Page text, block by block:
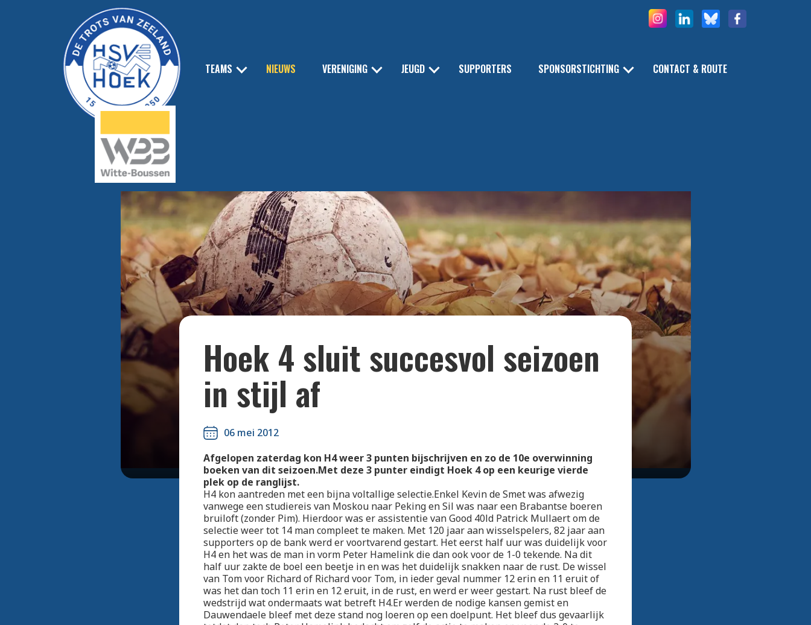
TEAMS NIEUWS VERENIGING JEUGD SUPPORTERS SPONSORSTICHTING CONTACT & ROUTE
Bekijk alle foto's
Hoek 4 sluit succesvol seizoen
in stijl af
06 mei 2012
Afgelopen zaterdag kon H4 weer 3 punten bijschrijven en zo de 10e overwinning
boeken van dit seizoen.Met deze 3 punter eindigt Hoek 4 op een keurige vierde
plek op de ranglijst.
H4 kon aantreden met een bijna voltallige selectie.Enkel Kevin de Smet was afwezig
vanwege een studiereis van Moskou naar Peking en Sil was naar een Brabantse boeren
bruiloft (zonder Pim). Hierdoor was er assistentie van Good 40ld Patrick Mullaert om de
selectie weer tot 14 man compleet te maken. Met 120 jaar aan wisselspelers, 82 jaar aan
supporters op de bank werd er voortvarend gestart. Het eerst half uur was duidelijk voor
H4 en het was de man in vorm Peter Hamelink die dan ook voor de 1-0 tekende. Na dit
half uur zakte de boel een beetje in en was het duidelijk snakken naar de rust. De wissel
van Tom voor Richard of Richard voor Tom, in ieder geval nummer 12 erin en 11 eruit of
was het dan toch 11 erin en 12 eruit, in de rust, en werd er weer gestart. Na rust bleef de
wedstrijd wat ondermaats wat betreft H4.Er werden de nodige kansen gemist en
Dauwendaele bleef met deze stand nog loeren op een doelpunt. Het bleef dus gevaarlijk